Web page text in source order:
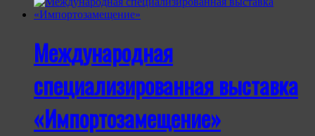
Международная
специализированная выставка
«Импортозамещение»